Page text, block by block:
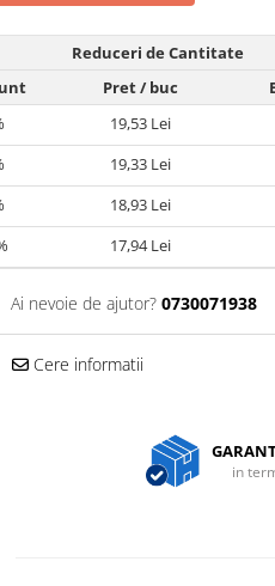
Reduceri de Cantitate
Pret/ buc
19,53 Lei
19,33 Lei
18,93 Lei
17,94 Lei
Ai nevoie de ajutor? 0730071938
Cere informatii
in